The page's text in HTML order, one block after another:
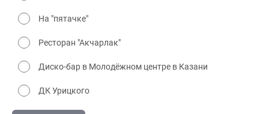
На "пятачке"
Ресторан "Акчарлак"
Диско-бар в Молодёжном центре в Казани
ДК Урицкого